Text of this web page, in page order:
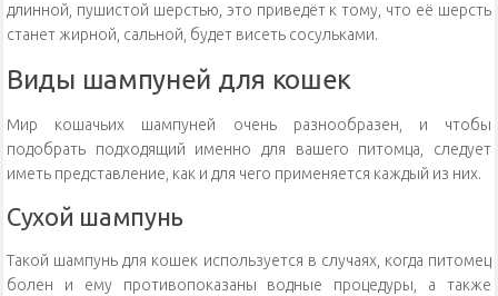
длинной, пушистой шерстью, это приведёт к тому, что её шерсть
станет жирной, сальной, будет висеть сосульками.
Виды шампуней для кошек
Мир кошачьих шампуней очень разнообразен, и чтобы
подобрать подходящий именно для вашего питомца, следует
иметь представление, как и для чего применяется каждый из них.
Сухой шампунь
Такой шампунь для кошек используется в случаях, когда питомец
болен и ему противопоказаны водные процедуры, а также